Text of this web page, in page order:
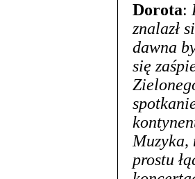
Dorota:
znalazł
dawna
się
Muzyka,
prostu